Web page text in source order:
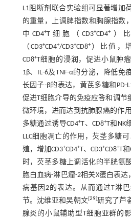
L1阻断剂联合实验组可显著增加
的重量，上调脾指数和胸腺指数
中CD4+T细胞（CD3+CD4+）比
（CD3+CD4+/CD3+CD8+）比值，
CD8+T细胞的浸润，促进小鼠肿
1β、IL-6及TNF-α的分泌，降低免
长因子-β的表达，黄芪多糖和PD-
促进T细胞介导的免疫应答和调节
微环境，进而达到抗肺腺癌的作
多糖通过诱导CD4+T、CD8+T和NK
LLC细胞凋亡的作用，芡茎多糖
殖，增加CD3+CD4+T、CD3+CD8+T和
时，芡茎多糖上调活化的半胱氨
胞白血病-淋巴瘤-2相关X蛋白表
病基因2的表达。从而通过T淋
节。沈维亚和吴朝文[29]研究了芦
腺炎的小鼠辅助型T细胞亚群的